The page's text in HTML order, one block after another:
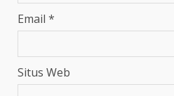
Email *
Situs Web